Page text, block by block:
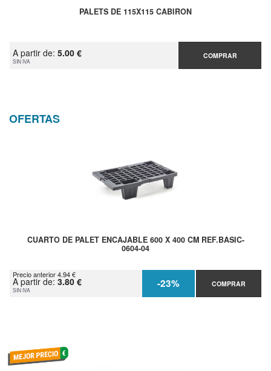
PALETS DE 115X115 CABIRON
A partir de: 5.00 €
SIN IVA
COMPRAR
OFERTAS
CUARTO DE PALET ENCAJABLE 600 X 400 CM REF.BASIC-
0604-04
Precio anterior 4.94 €
A partir de: 3.80 €
SIN IVA -23% COMPRAR